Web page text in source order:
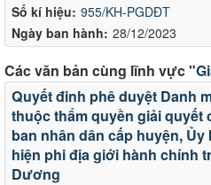
Số kí hiệu: 955/KH-PGDĐT
Ngày ban hành: 28/12/2023
Các văn bản cùng lĩnh vực
Quyết đinh phê duyệt Danh
thuộc thẩm quyền giải quyết
ban nhân dân cấp huyện,
hiện phi địa giới hành chính
Dương